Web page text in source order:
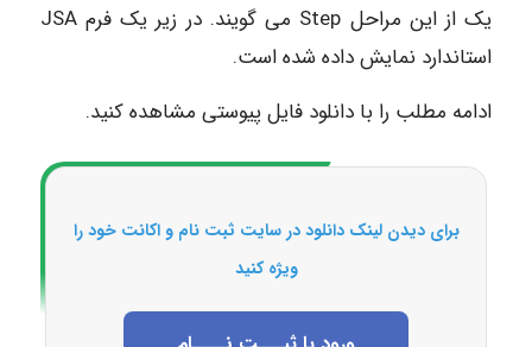
یک از این مراحل Step می گویند. در زیر یک فرم JSA
استاندارد نمایش داده شده است.
ادامه مطلب را با دانلود فایل پیوستی مشاهده کنید.
برای دیدن لینک دانلود در سایت ثبت نام و اکانت خود را
ویژه کنید